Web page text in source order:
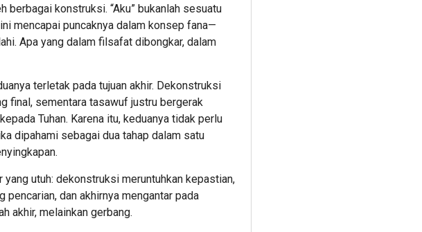
berbagai konstruksi. “Aku” bukanlah sesuatu
mencapai puncaknya dalam konsep fana—
Apa yang dalam filsafat dibongkar, dalam
terletak pada tujuan akhir. Dekonstruksi
final, sementara tasawuf justru bergerak
Tuhan. Karena itu, keduanya tidak perlu
dipahami sebagai dua tahap dalam satu
utuh: dekonstruksi meruntuhkan kepastian,
pencarian, dan akhirnya mengantar pada
akhir, melainkan gerbang.